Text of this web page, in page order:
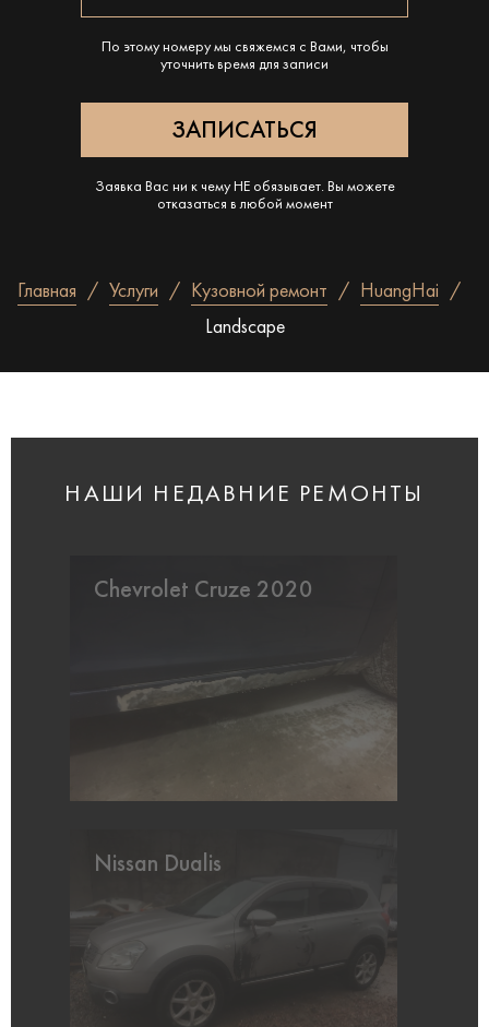
По этому номеру мы свяжемся с Вами, чтобы
уточнить время для записи
Заявка Вас ни к чему НЕ обязывает. Вы можете
отказаться в любой момент
Главная Услуги Кузовной ремонт
HuangHai
Landscape
НАШИ НЕДАВНИЕ РЕМОНТЫ
Chevrolet Cruze 2020
Nissan Dualis